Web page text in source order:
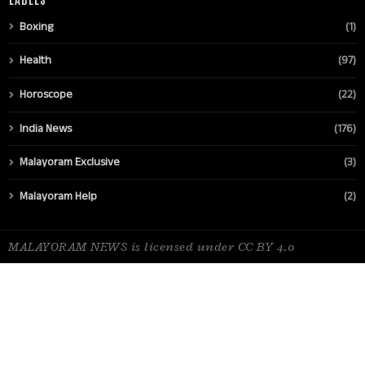
Boxing (1)
Health (97)
Horoscope (22)
India News (176)
Malayoram Exclusive (3)
Malayoram Help (2)
MALAYORAM NEWS is licensed under CC BY 4.0